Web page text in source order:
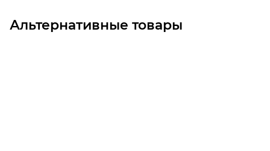
Альтернативные товары